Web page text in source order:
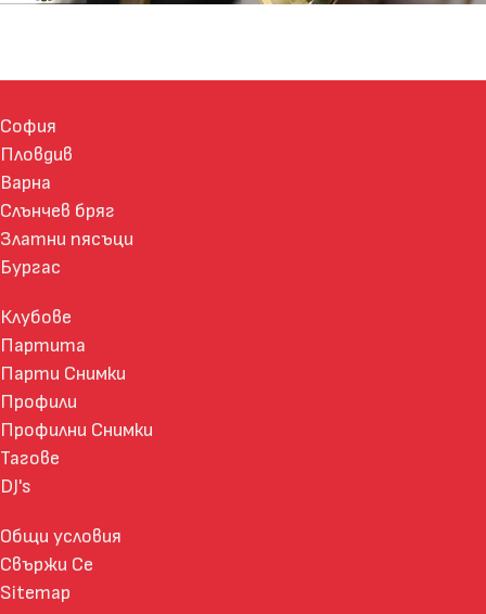
София
Пловдив
Варна
Слънчев бряг
Златни пясъци
Бургас
Клубове
Партита
Парти Снимки
Профили
Профилни Снимки
Тагове
DJ's
Общи условия
Свържи Се
Sitemap